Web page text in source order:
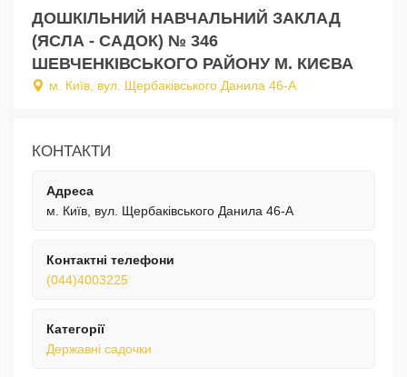
ДОШКІЛЬНИЙ НАВЧАЛЬНИЙ ЗАКЛАД
(ЯСЛА - САДОК) № 346
ШЕВЧЕНКІВСЬКОГО РАЙОНУ М. КИЄВА
м. Київ, вул. Щербаківського Данила 46-А
КОНТАКТИ
Адреса
м. Київ, вул. Щербаківського Данила 46-А
Контактні телефони
(044)4003225
Категорії
Державні садочки